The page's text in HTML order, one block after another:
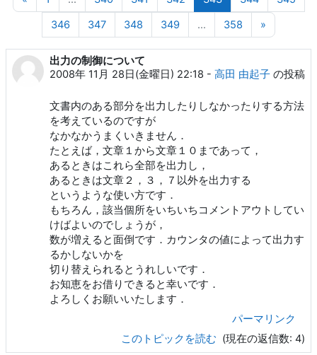
346ページ 346
347ページ 347
348ページ 348
349ページ 349
… 358ページ 358
»次のペー
出力の制御について
2008年 11月 28日(金曜日) 22:18 - 高田 由起子 の投稿
文書内のある部分を出力したりしなかったりする方法
を考えているのですが
なかなかうまくいきません．
たとえば，文章１から文章１０まであって，
あるときはこれら全部を出力し，
あるときは文章２，３，７以外を出力する
というような使い方です．
もちろん，該当個所をいちいちコメントアウトしてい
けばよいのでしょうが，
数が増えると面倒です．カウンタの値によって出力す
るかしないかを
切り替えられるとうれしいです．
お知恵をお借りできると幸いです．
よろしくお願いいたします．
パーマリンク
このトピックを読む (現在の返信数: 4)